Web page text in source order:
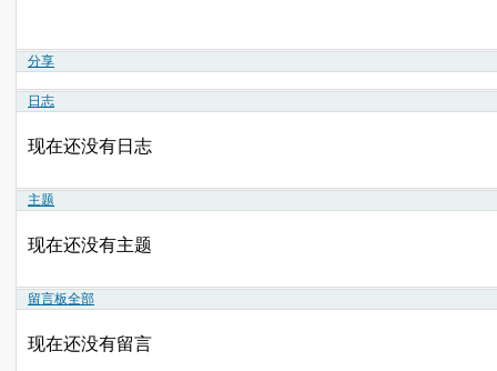
分享
日志
现在还没有日志
主题
现在还没有主题
留言板全部
现在还没有留言